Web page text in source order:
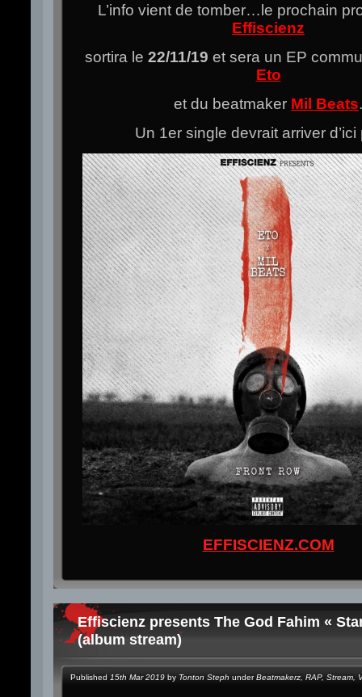
L’info vient de tomber…le prochain
Effiscienz
sortira le 22/11/19 et sera un EP
Eto
et du beatmaker Mil Beats.
Un 1er single devrait arriver
EFFISCIENZ.COM
Effiscienz presents The God Fahim «
(album stream)
Published 15th Mar 2019 by Tonton Steph underBeatmakerz RAP, Stream